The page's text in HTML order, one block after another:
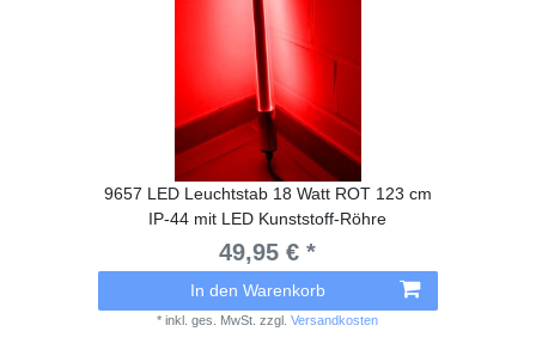
9657 LED Leuchtstab 18 Watt ROT 123 cm
IP-44 mit LED Kunststoff-Röhre
49,95 € *
In den Warenkorb
*inkl. ges. MwSt. zzgl.Versandkosten